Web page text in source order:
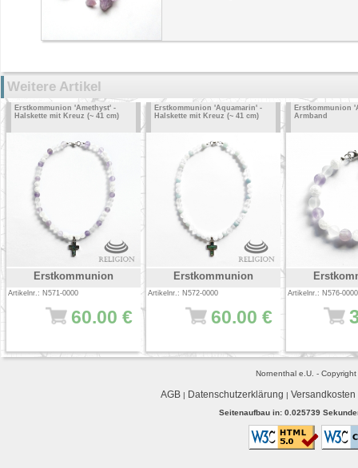
Weitere Artikel
Erstkommunion 'Amethyst' -
Halskette mit Kreuz (~ 41 cm)
Erstkommunion
Artikelnr.: N571-0000
60.00 €
Erstkommunion 'Aquamarin' -
Halskette mit Kreuz (~ 41 cm)
Erstkommunion
Artikelnr.: N572-0000
60.00 €
Erstkommunion
Armband
Artikelnr.: N576-0000
Nornenthal e.U. -
AGB| Datenschutzerklärung | Versandkosten
Seitenaufbau in: 0.025739